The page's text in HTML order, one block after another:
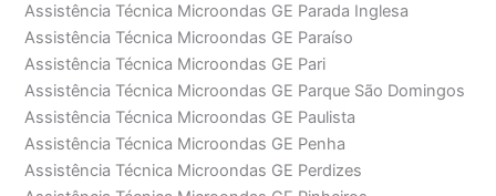
Assistência Técnica Microondas GE Parada Inglesa
Assistência Técnica Microondas GE Paraíso
Assistência Técnica Microondas GE Pari
Assistência Técnica Microondas GE Parque São Domingos
Assistência Técnica Microondas GE Paulista
Assistência Técnica Microondas GE Penha
Assistência Técnica Microondas GE Perdizes